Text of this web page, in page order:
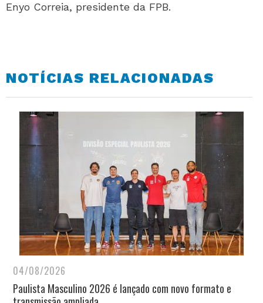
Enyo Correia, presidente da FPB.
NOTÍCIAS RELACIONADAS
04/08/2026
Paulista Masculino 2026 é lançado com novo formato e